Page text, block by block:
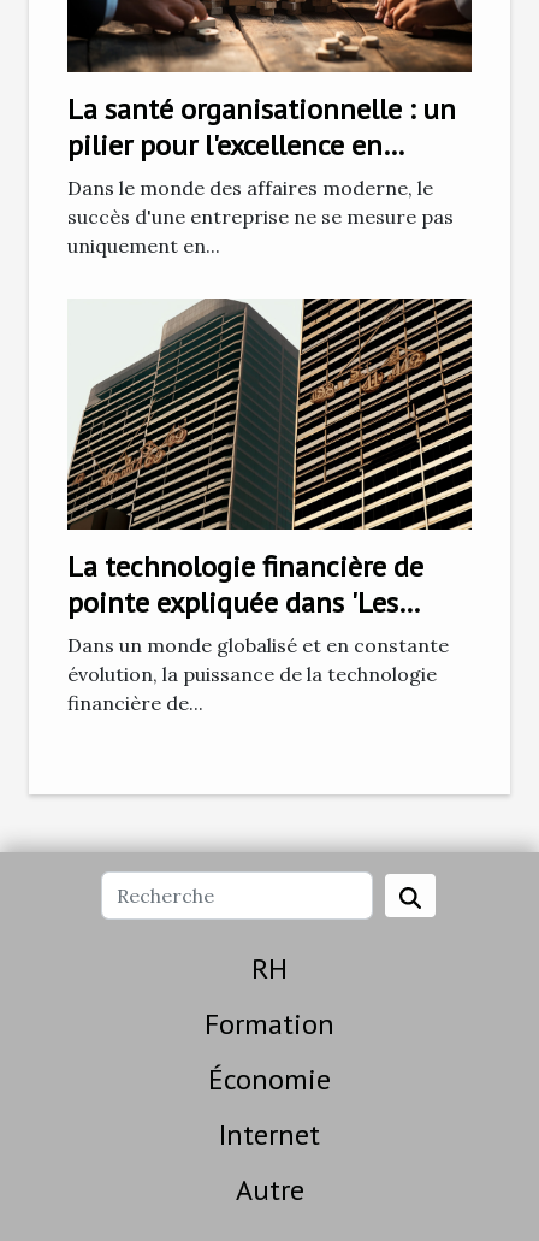
La santé organisationnelle : un
pilier pour l'excellence en
affaires
Dans le monde des affaires moderne, le
succès d'une entreprise ne se mesure pas
uniquement en...
La technologie financière de
pointe expliquée dans 'Les
Essentiels Capital'
Dans un monde globalisé et en constante
évolution, la puissance de la technologie
financière de...
RH
Formation
Économie
Internet
Autre